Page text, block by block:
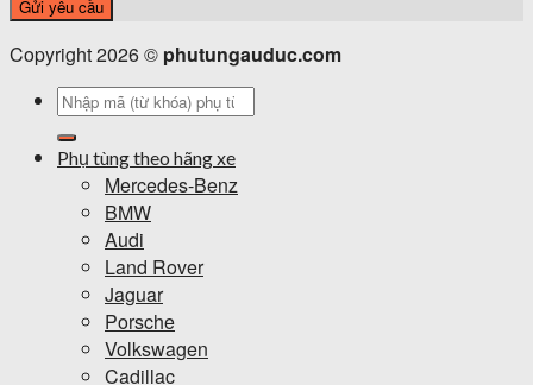
Copyright 2026 © phutungauduc.com
Tìm
Phụ tùng theo hãng xe
Mercedes-Benz
BMW
Audi
Land Rover
Jaguar
Porsche
Volkswagen
Cadillac